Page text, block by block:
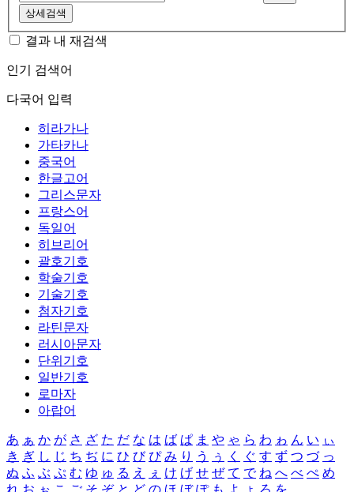
상세검색
결과 내 재검색
인기 검색어
다국어 입력
히라가나
가타카나
중국어
한글고어
그리스문자
프랑스어
독일어
히브리어
괄호기호
학술기호
기술기호
첨자기호
라틴문자
러시아문자
단위기호
일반기호
로마자
아랍어
あ ぁ か が さ ざ た だ な は ば ぱ ま や ゃ ら わ ゎ ん い ぃ
き ぎ し じ ち ぢ に ひ び ぴ み り う ぅ く ぐ す ず つ づ っ
ぬ ふ ぶ ぷ む ゆ ゅ る え ぇ け げ せ ぜ て で ね へ べ ぺ め